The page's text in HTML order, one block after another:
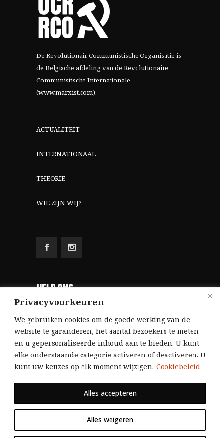
Privacyvoorkeuren
We gebruiken cookies om de goede werking van de
website te garanderen, het aantal bezoekers te meten
en u gepersonaliseerde inhoud aan te bieden. U kunt
elke onderstaande categorie activeren of deactiveren. U
kunt uw keuzes op elk moment wijzigen. Cookiebeleid
Alles weigeren
Alles accepteren
De Revolutionair Communistische Organisatie is
de Belgische afdeling vande Revolutionaire
Communistische Internationale
(www.marxist.com).
ACTUALITEIT
INTERNATIONAAL
THEORIE
WIE ZIJN WIJ?
HELP ONS
Aangezien we volledig zelf gefinancierd zijn
(zonder subsidies, zonder commerciële
advertenties en zonder rijke sponsors), zijn we
voor de publicatie van ons tijdschrift uitsluitend
afhankelijk van de financiële steun van onze
Bij voorbaat dank voor uw solidariteit.